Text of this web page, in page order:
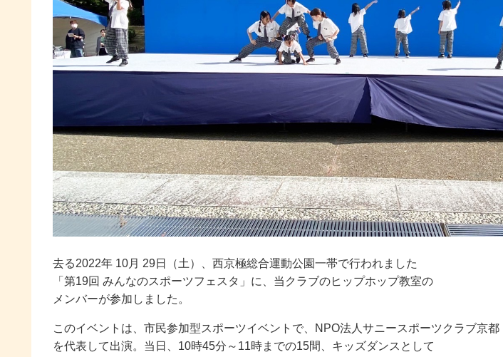
去る2022年 10月 29日（土）、西京極総合運動公園一帯で行われました
「第19回 みんなのスポーツフェスタ」に、当クラブのヒップホップ教室の
メンバーが参加しました。
このイベントは、市民参加型スポーツイベントで、NPO法人サニースポーツクラブ京都
を代表して出演。当日、10時45分～11時までの15間、キッズダンスとして